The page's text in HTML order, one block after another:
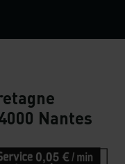
Nantes